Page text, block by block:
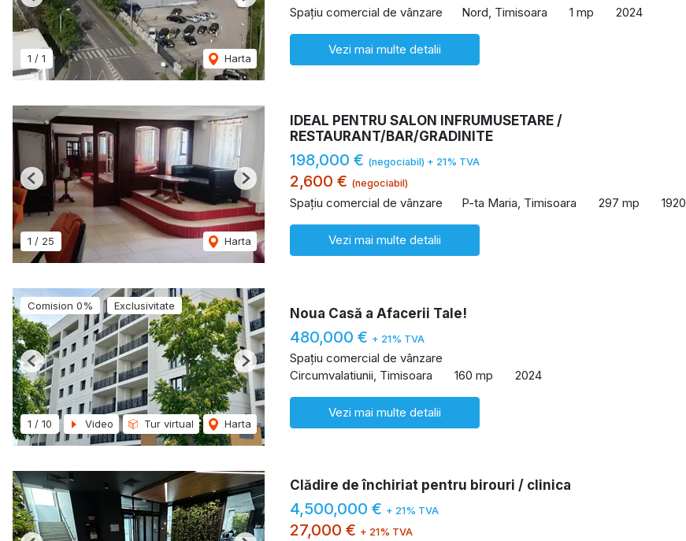
1 / 1 Harta
Spațiu comercial de vânzare Nord, Timisoara 1 mp 2024
Vezi mai multe detalii
1 / 25 Harta
Previous Next
IDEAL PENTRU SALON INFRUMUSETARE /
RESTAURANT/BAR/GRADINITE
198,000 € (negociabil) + 21% TVA
2,600 € (negociabil)
Spațiu comercial de vânzare P-ta Maria, Timisoara 297 mp 1920
Vezi mai multe detalii
Comision 0% Exclusivitate
1 / 10 Video Tur virtual Harta
Previous Next
Noua Casă a Afacerii Tale!
480,000 € + 21% TVA
Spațiu comercial de vânzare
Circumvalatiunii, Timisoara
160 mp 2024
Vezi mai multe detalii
Clădire de închiriat pentru birouri / clinica
4,500,000 € + 21% TVA
27,000 € + 21% TVA